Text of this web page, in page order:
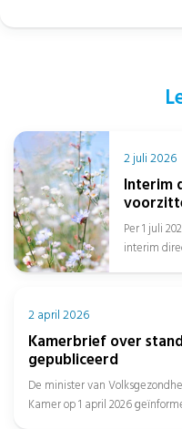
2 juli 2026
Interim
Per 1 juli
interim
2 april 2026
Kamerbrief over
gepubliceerd
De minister van
Kamer op 1 april 2026